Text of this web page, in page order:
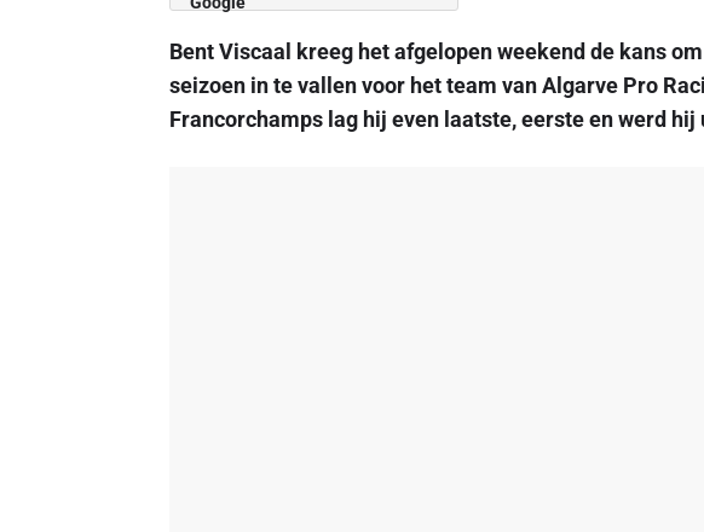
Bent Viscaal kreeg het afgelopen weekend de kans
seizoen in te vallen voor het team van Algarve Pro
Francorchamps lag hij even laatste, eerste en werd